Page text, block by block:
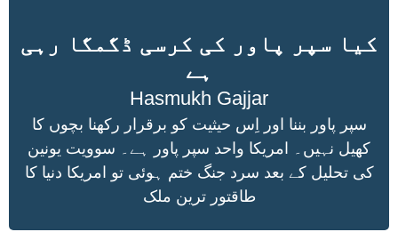
کیا سپر پاور کی کرسی ڈگمگا رہی
ہے
Hasmukh Gajjar
سپر پاور بننا اور اِس حیثیت کو برقرار رکھنا بچوں کا
کھیل نہیں۔ امریکا واحد سپر پاور ہے۔ سوویت یونین
کی تحلیل کے بعد سرد جنگ ختم ہوئی تو امریکا دنیا کا
طاقتور ترین ملک